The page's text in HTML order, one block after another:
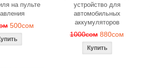
на пульте
500сом
устройство для
автомобильных
аккумуляторов
1000сом 880сом